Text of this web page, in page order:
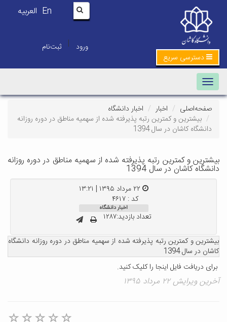
En العربیه
ورود | ثبت‌نام
دسترسی سریع
Toggle navigation
صفحه‌اصلی اخبار
اخبار دانشگاه
بیشترین و کمترین رتبه پذیرفته شده از سهمیه مناطق در دوره روزانه
دانشگاه کاشان در سال 1394
بیشترین و کمترین رتبه پذیرفته شده از سهمیه مناطق در دوره روزانه
دانشگاه کاشان در سال 1394
کد : ۴۶۱۷
اخبار دانشگاه
تعداد بازدید:۱۲۸۷
بیشترین و کمترین رتبه پذیرفته شده از سهمیه مناطق در دوره روزانه دانشگاه
کاشان در سال 1394
برای دریافت فایل اینجا را کلیک کنید.
آخرین ویرایش ۲۲ مرداد ۱۳۹۵